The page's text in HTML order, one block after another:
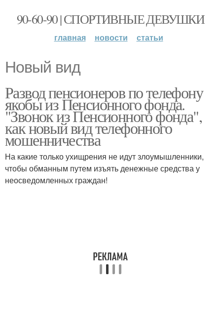
90-60-90 | СПОРТИВНЫЕ ДЕВУШКИ
главная новости статьи
Новый вид
Развод пенсионеров по телефону
якобы из Пенсионного фонда.
"Звонок из Пенсионного фонда",
как новый вид телефонного
мошенничества
На какие только ухищрения не идут злоумышленники,
чтобы обманным путем изъять денежные средства у
неосведомленных граждан!